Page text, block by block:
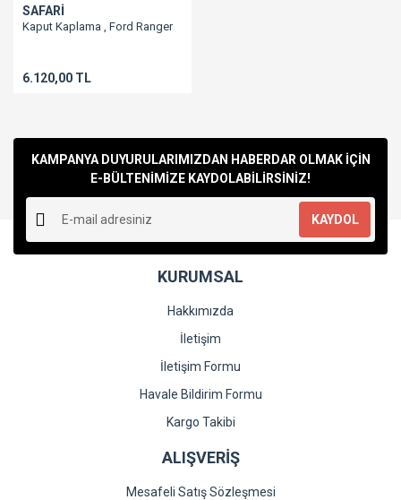
SAFARİ
Kaput Kaplama , Ford Ranger
6.120,00 TL
KAMPANYA DUYURULARIMIZDAN HABERDAR OLMAK İÇİN
E-BÜLTENİMİZE KAYDOLABİLİRSİNİZ!
KAYDOL
KURUMSAL
Hakkımızda
İletişim
İletişim Formu
Havale Bildirim Formu
Kargo Takibi
ALIŞVERİŞ
Mesafeli Satış Sözleşmesi